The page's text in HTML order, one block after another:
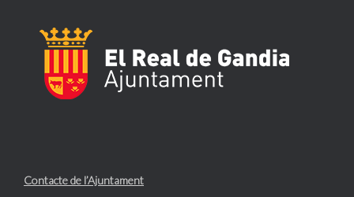
Contacte de l’Ajuntament